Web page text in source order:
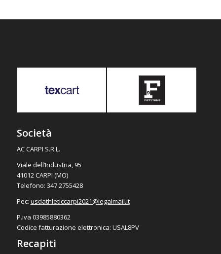
Società
AC CARPI S.R.L.
Viale dell’Industria, 95
41012 CARPI (MO)
Telefono: 347 2755428
Pec: usdathleticcarpi2021@legalmail.it
P.iva 03985880362
Codice fatturazione elettronica: USAL8PV
Recapiti